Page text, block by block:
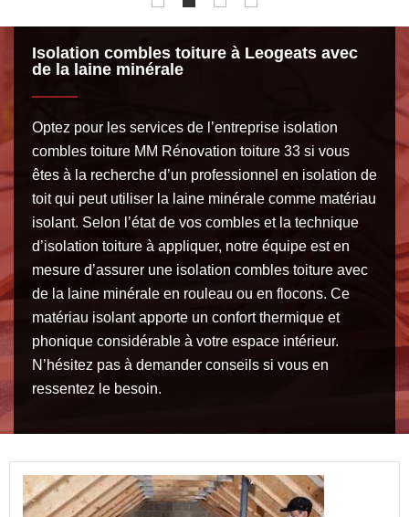
Isolation combles toiture à Leogeats avec
de la laine minérale
Optez pour les services de l’entreprise isolation
combles toiture MM Rénovation toiture 33 si vous
êtes à la recherche d’un professionnel en isolation de
toit qui peut utiliser la laine minérale comme matériau
isolant. Selon l’état de vos combles et la technique
d’isolation toiture à appliquer, notre équipe est en
mesure d’assurer une isolation combles toiture avec
de la laine minérale en rouleau ou en flocons. Ce
matériau isolant apporte un confort thermique et
phonique considérable à votre espace intérieur.
N’hésitez pas à demander conseils si vous en
ressentez le besoin.